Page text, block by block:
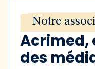
Notre
Acrimed,
des